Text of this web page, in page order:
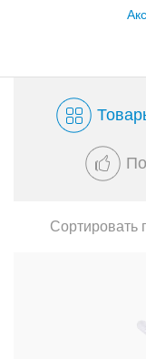
Сортировать